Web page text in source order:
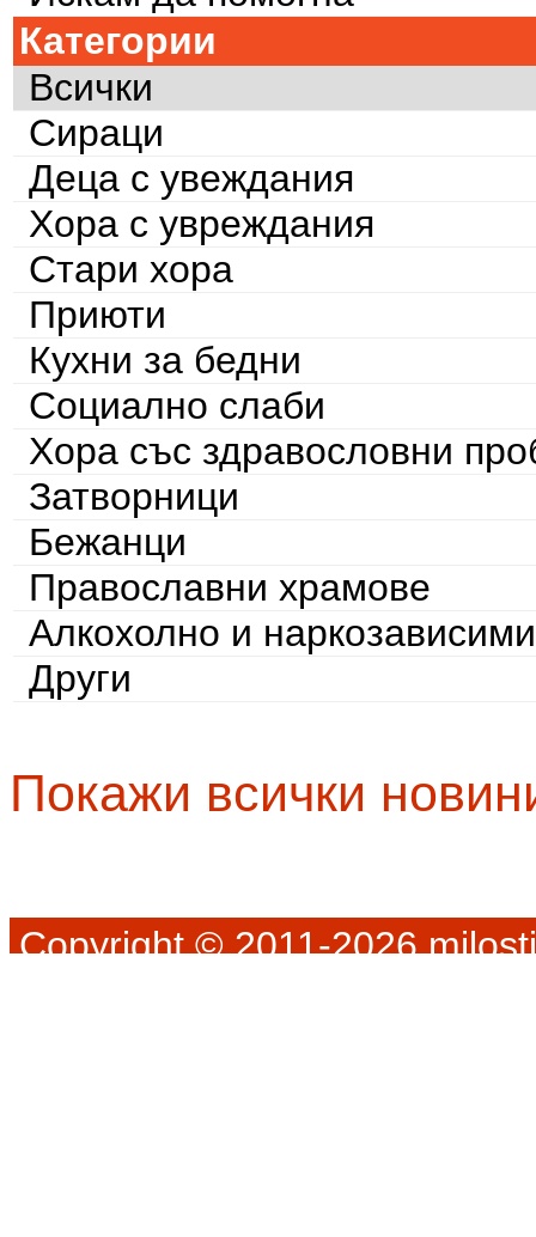
Категории
Всички
Сираци
Деца с увеждания
Хора с увреждания
Стари хора
Приюти
Кухни за бедни
Социално слаби
Хора със здравословни
Затворници
Бежанци
Православни храмове
Алкохолно и наркозависими
Други
Покажи всички
Copyright © 2011-2026